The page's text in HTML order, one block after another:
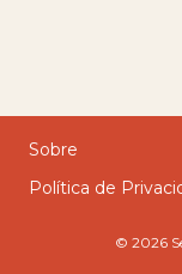
Sobre
Política de
© 2026